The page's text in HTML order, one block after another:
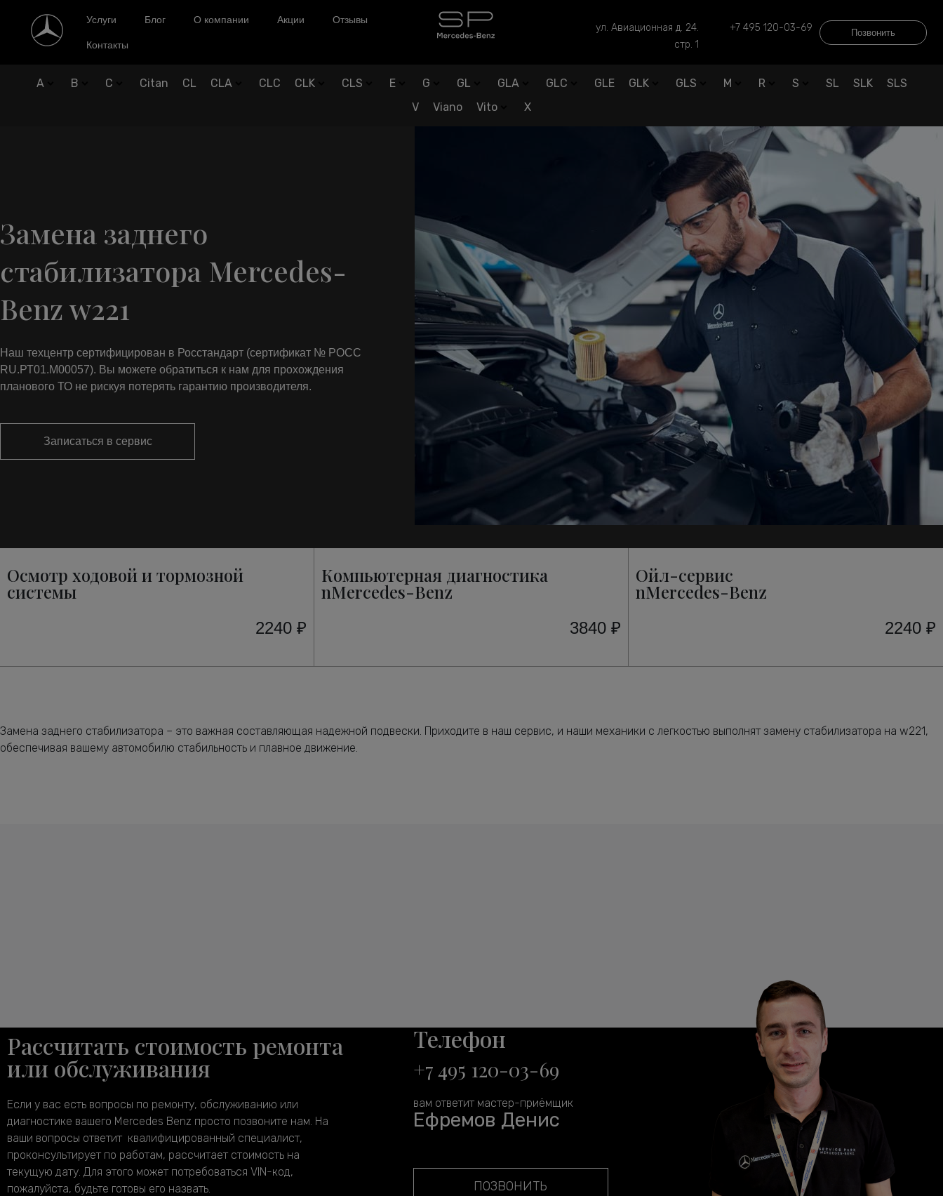
Услуги Блог О компании Акции Отзывы
Контакты
ул. Авиационная д. 24.
стр. 1
+7 495 120-03-69 Позвонить
A B C Citan CL CLA CLC CLK CLS E G GL GLA GLC GLE GLK GLS M R S SL SLK
SLS
V
Viano Vito X
Замена заднего
стабилизатора Mercedes-
Benz w221
Наш техцентр сертифицирован в Росстандарт (сертификат № РОСС
RU.РТ01.М00057). Вы можете обратиться к нам для прохождения
планового ТО не рискуя потерять гарантию производителя.
Записаться в сервис
Осмотр ходовой и тормозной
системы
2240 ₽
Компьютерная диагностика
nMercedes-Benz
3840 ₽
Ойл-сервис
nMercedes-Benz
2240 ₽
Замена заднего стабилизатора – это важная составляющая надежной подвески. Приходите в наш сервис, и наши механики с легкостью выполнят замену стабилизатора на w221,
обеспечивая вашему автомобилю стабильность и плавное движение.
Рассчитать стоимость ремонта
или обслуживания
Если у вас есть вопросы по ремонту, обслуживанию или
диагностике вашего Mercedes Benz просто позвоните нам. На
ваши вопросы ответит квалифицированный специалист,
проконсультирует по работам, рассчитает стоимость на
текущую дату. Для этого может потребоваться VIN-код,
пожалуйста, будьте готовы его назвать.
Телефон
+7 495 120-03-69
вам ответит мастер-приёмщик
Ефремов Денис
ПОЗВОНИТЬ